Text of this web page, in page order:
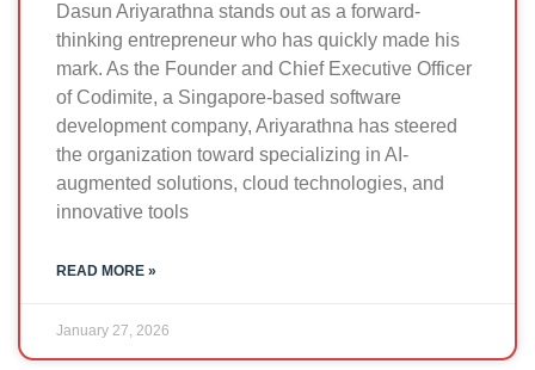
Dasun Ariyarathna stands out as a forward-
thinking entrepreneur who has quickly made his
mark. As the Founder and Chief Executive Officer
of Codimite, a Singapore-based software
development company, Ariyarathna has steered
the organization toward specializing in AI-
augmented solutions, cloud technologies, and
innovative tools
READ MORE »
January 27, 2026